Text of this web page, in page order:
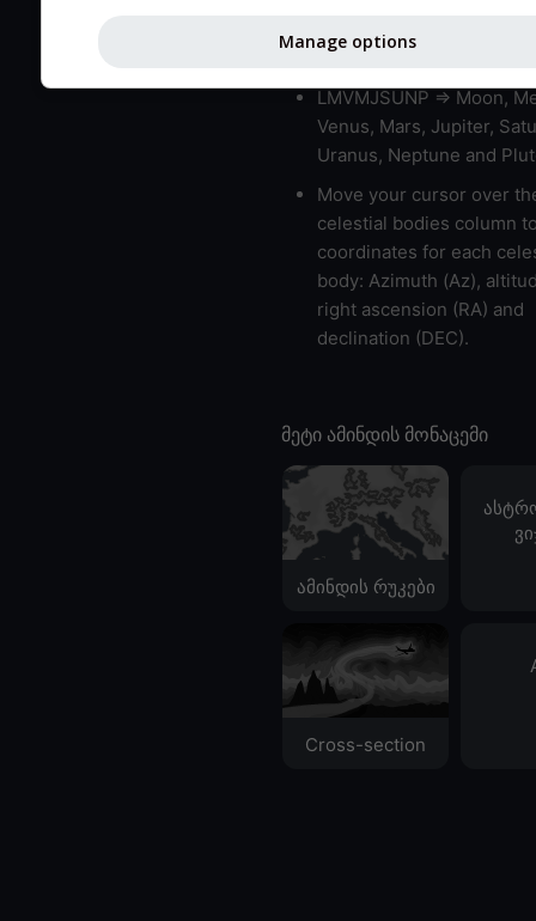
bad layers are indicated.
LMVMJSUNP => Moon,
Venus, Mars, Jupiter,
Uranus, Neptune and
Move your cursor over
celestial bodies column
coordinates for each
body: Azimuth (Az),
right ascension (RA) and
declination (DEC).
მეტი ამინდის მონაცემი
ამინდის რუკები
Cross-section
Manage options